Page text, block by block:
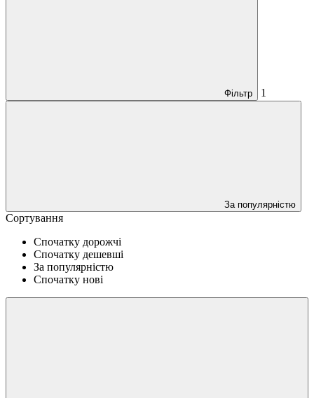
Фільтр 1
За популярністю
Сортування
Спочатку дорожчі
Спочатку дешевші
За популярністю
Спочатку нові